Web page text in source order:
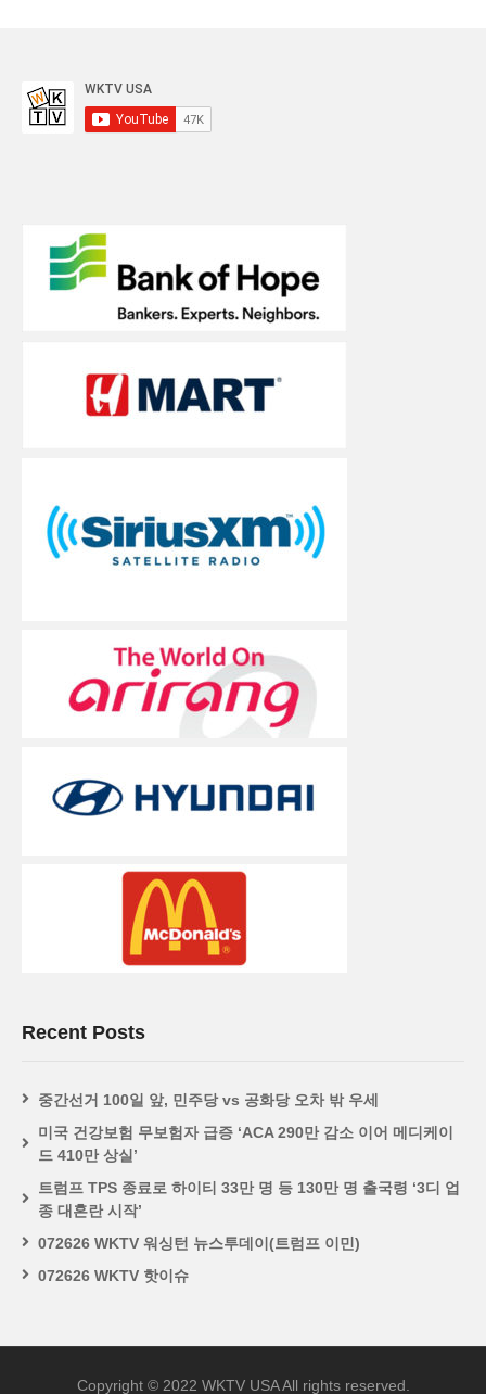
Recent Posts
중간선거 100일 앞, 민주당 vs 공화당 오차 밖 우세
미국 건강보험 무보험자 급증 ‘ACA 290만 감소 이어 메디케이
드 410만 상실’
트럼프 TPS 종료로 하이티 33만 명 등 130만 명 출국령 ‘3디 업
종 대혼란 시작’
072626 WKTV 워싱턴 뉴스투데이(트럼프 이민)
072626 WKTV 핫이슈
Copyright © 2022 WKTV USA All rights reserved.